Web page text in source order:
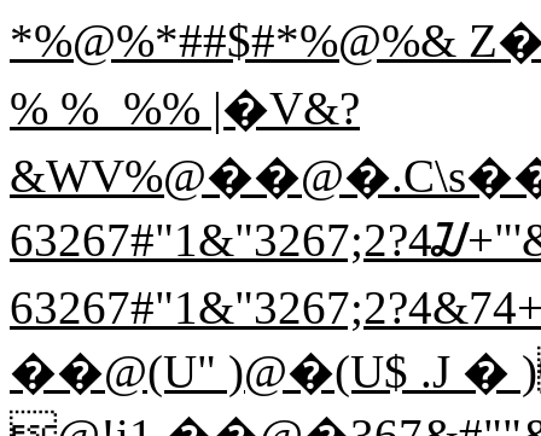
*%@%*##$#*%@%&
% %  %% |�V&?
��@(U" )@�(U$ .J